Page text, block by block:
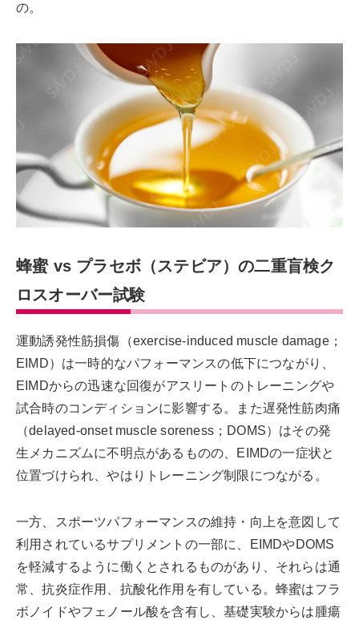
の。
蜂蜜 vs プラセボ（ステビア）の二重盲検ク
ロスオーバー試験
運動誘発性筋損傷（exercise-induced muscle damage；
EIMD）は一時的なパフォーマンスの低下につながり、
EIMDからの迅速な回復がアスリートのトレーニングや
試合時のコンディションに影響する。また遅発性筋肉痛
（delayed-onset muscle soreness；DOMS）はその発
生メカニズムに不明点があるものの、EIMDの一症状と
位置づけられ、やはりトレーニング制限につながる。
一方、スポーツパフォーマンスの維持・向上を意図して
利用されているサプリメントの一部に、EIMDやDOMS
を軽減するように働くとされるものがあり、それらは通
常、抗炎症作用、抗酸化作用を有している。蜂蜜はフラ
ボノイドやフェノール酸を含有し、基礎実験からは腫瘍